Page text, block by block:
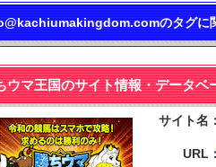
のタグに
ウマ王国のサイト情報・データベ
サイト名：
URL：